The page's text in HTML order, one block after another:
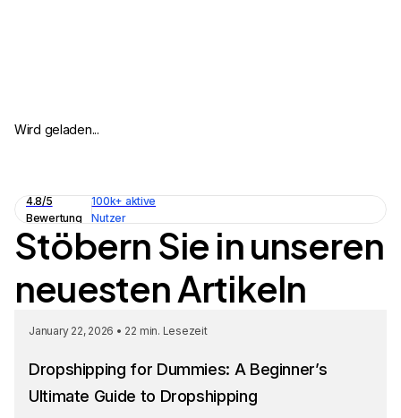
Wird geladen...
4.8/5
Bewertung
100k+ aktive
Nutzer
Stöbern Sie in unseren
neuesten Artikeln
January 22, 2026 • 22 min. Lesezeit
Dropshipping for Dummies: A Beginner’s
Ultimate Guide to Dropshipping